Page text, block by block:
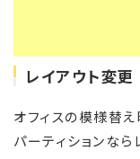
レイアウト変更
オフィスの模様替
パーティションな